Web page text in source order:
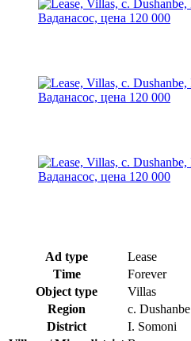
Ad type
Lease
Time
Forever
Object type
Villas
Region
c. Dushanbe
District
I. Somoni